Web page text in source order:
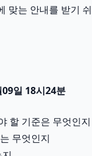
맞는 안내를 받기 쉬
일 18시24분
할 기준은 무엇인지
무엇인지